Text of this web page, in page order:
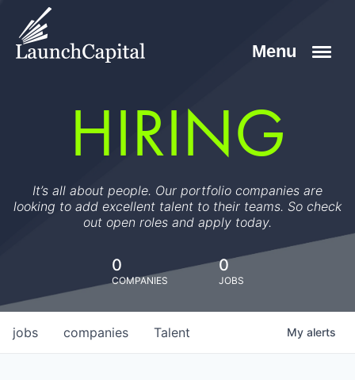
HIRING
It’s all about people. Our portfolio companies are
looking to add excellent talent to their teams. So check
out open roles and apply today.
0
COMPANIES
0
JOBS
jobs companies Talent My alerts